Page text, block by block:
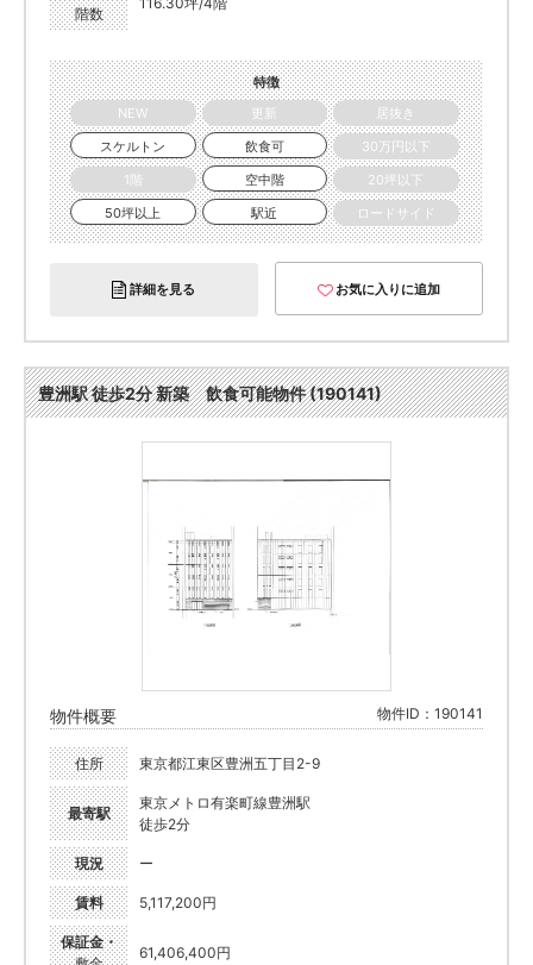
階数
特徴
NEW
更新
居抜き
スケルトン
飲食可
30万円以下
1階
空中階
20坪以下
50坪以上
駅近 ロードサイド
詳細を見る お気に入りに追加
豊洲駅 徒歩2分 新築 飲食可能物件 (190141)
物件概要 物件ID：190141
住所 東京都江東区豊洲五丁目2-9
最寄駅
東京メトロ有楽町線豊洲駅
徒歩2分
現況 ー
賃料 5,117,200円
保証金・
61,406,400円